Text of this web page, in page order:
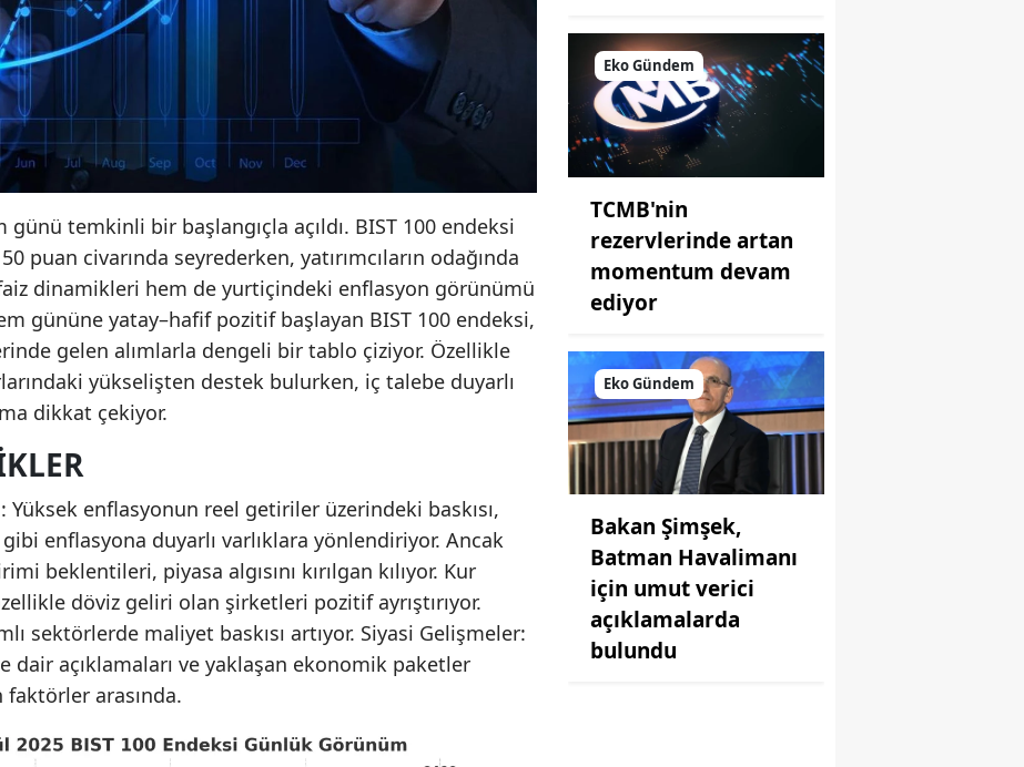
günü temkinli bir başlangıçla açıldı. BIST 100 endeksi
puan civarında seyrederken, yatırımcıların odağında
dinamikleri hem de yurtiçindeki enflasyon görünümü
gününe yatay–hafif pozitif başlayan BIST 100 endeksi,
gelen alımlarla dengeli bir tablo çiziyor. Özellikle
yükselişten destek bulurken, iç talebe duyarlı
dikkat çekiyor.
Yüksek enflasyonun reel getiriler üzerindeki baskısı,
gibi enflasyona duyarlı varlıklara yönlendiriyor. Ancak
beklentileri, piyasa algısını kırılgan kılıyor. Kur
döviz geliri olan şirketleri pozitif ayrıştırıyor.
sektörlerde maliyet baskısı artıyor. Siyasi Gelişmeler:
açıklamaları ve yaklaşan ekonomik paketler
faktörler arasında.
Eko Gündem
TCMB'nin
rezervlerinde artan
momentum devam
ediyor
Eko Gündem
Bakan Şimşek,
Batman Havalimanı
için umut verici
açıklamalarda
bulundu